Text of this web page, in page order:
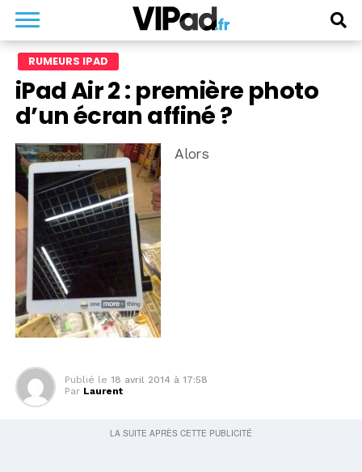
RUMEURS IPAD
iPad Air 2 : première photo
d’un écran affiné ?
Alors
Publié le 18 avril 2014 à 17:58
Par Laurent